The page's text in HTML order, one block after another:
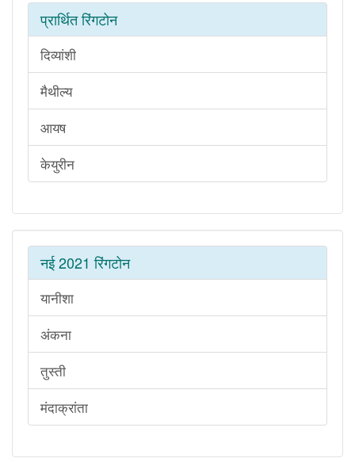
प्रार्थित रिंगटोन
दिव्यांशी
मैथील्य
आयष
केयुरीन
नई 2021 रिंगटोन
यानीशा
अंकना
तुस्ती
मंदाक्रांता